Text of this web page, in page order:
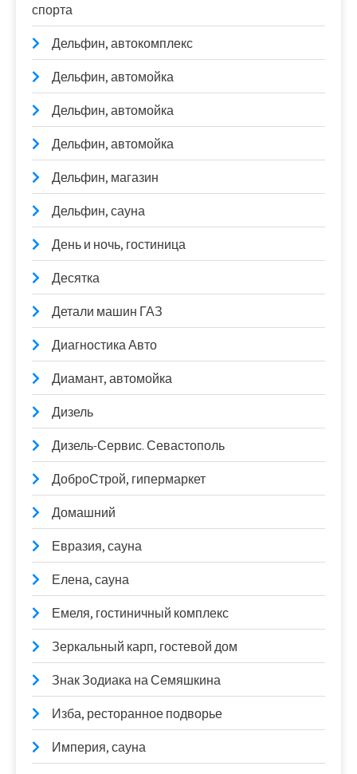
спорта
Дельфин, автокомплекс
Дельфин, автомойка
Дельфин, автомойка
Дельфин, автомойка
Дельфин, магазин
Дельфин, сауна
День и ночь, гостиница
Десятка
Детали машин ГАЗ
Диагностика Авто
Диамант, автомойка
Дизель
Дизель-Сервис. Севастополь
ДоброСтрой, гипермаркет
Домашний
Евразия, сауна
Елена, сауна
Емеля, гостиничный комплекс
Зеркальный карп, гостевой дом
Знак Зодиака на Семяшкина
Изба, ресторанное подворье
Империя, сауна